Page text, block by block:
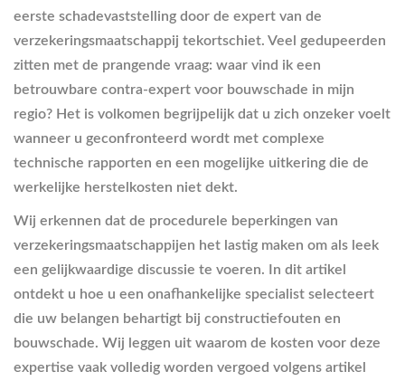
eerste schadevaststelling door de expert van de
verzekeringsmaatschappij tekortschiet. Veel gedupeerden
zitten met de prangende vraag: waar vind ik een
betrouwbare contra-expert voor bouwschade in mijn
regio? Het is volkomen begrijpelijk dat u zich onzeker voelt
wanneer u geconfronteerd wordt met complexe
technische rapporten en een mogelijke uitkering die de
werkelijke herstelkosten niet dekt.
Wij erkennen dat de procedurele beperkingen van
verzekeringsmaatschappijen het lastig maken om als leek
een gelijkwaardige discussie te voeren. In dit artikel
ontdekt u hoe u een onafhankelijke specialist selecteert
die uw belangen behartigt bij constructiefouten en
bouwschade. Wij leggen uit waarom de kosten voor deze
expertise vaak volledig worden vergoed volgens artikel